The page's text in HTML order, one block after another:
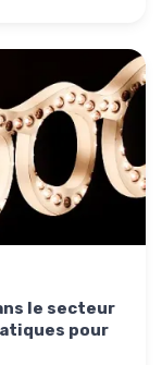
le secteur
pour